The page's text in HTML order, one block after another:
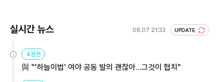
실시간 뉴스 08.07 21:33 UPDATE
4분전
與 "'하늘이법' 여야 공동 발의 괜찮아…그것이 협치"